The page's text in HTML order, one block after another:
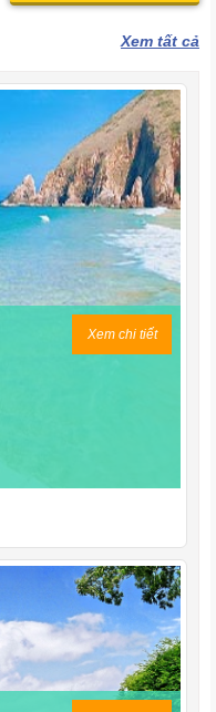
Xem tất cả
Xem chi tiết